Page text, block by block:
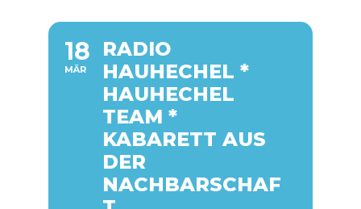
18
MÄR
RADIO
HAUHECHEL *
HAUHECHEL
TEAM *
KABARETT AUS
DER
NACHBARSCHAF